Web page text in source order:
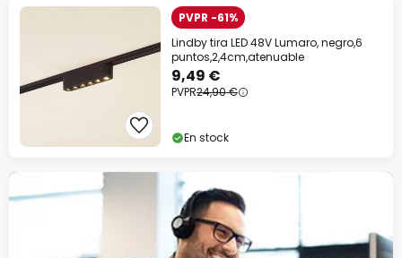
PVPR -61%
Lindby tira LED 48V Lumaro, negro,6
puntos,2,4cm,atenuable
9,49 €
PVPR24,90 €
En stock